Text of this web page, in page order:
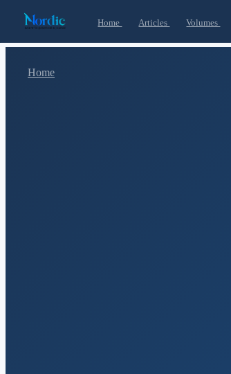
Home Articles Volumes
Home